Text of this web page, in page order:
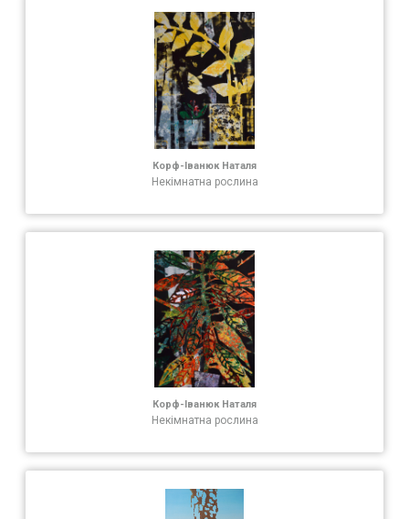
Корф-Іванюк Наталя
Некімнатна рослина
Корф-Іванюк Наталя
Некімнатна рослина